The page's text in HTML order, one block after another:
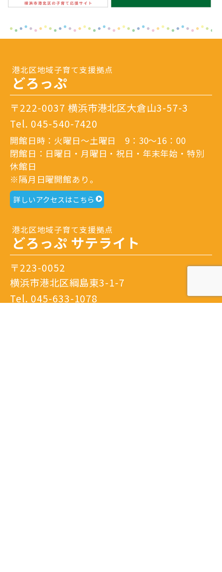
港北区地域子育て支援拠点
どろっぷ
〒222-0037 横浜市港北区大倉山3-57-3
Tel. 045-540-7420
開館日時：火曜日～土曜日 9：30～16：00
閉館日：日曜日・月曜日・祝日・年末年始・特別
休館日
※隔月日曜開館あり。
詳しいアクセスはこちら
港北区地域子育て支援拠点
どろっぷ サテライト
〒223-0052
横浜市港北区綱島東3-1-7
Tel. 045-633-1078